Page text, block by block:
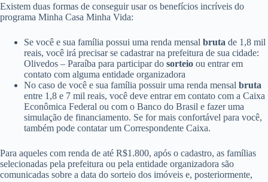
Existem duas formas de conseguir usar os benefícios incríveis do
programa Minha Casa Minha Vida:
Se você e sua família possui uma renda mensal bruta de 1,8 mil
reais, você irá precisar se cadastrar na prefeitura de sua cidade:
Olivedos – Paraíba para participar do sorteio ou entrar em
contato com alguma entidade organizadora
No caso de você e sua família possuir uma renda mensal bruta
entre 1,8 e 7 mil reais, você deve entrar em contato com a Caixa
Econômica Federal ou com o Banco do Brasil e fazer uma
simulação de financiamento. Se for mais confortável para você,
também pode contatar um Correspondente Caixa.
Para aqueles com renda de até R$1.800, após o cadastro, as famílias
selecionadas pela prefeitura ou pela entidade organizadora são
comunicadas sobre a data do sorteio dos imóveis e, posteriormente,